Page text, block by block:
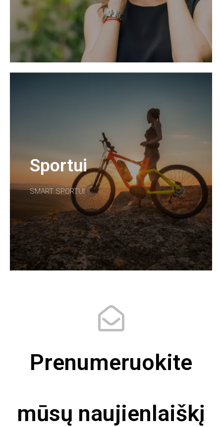
Sportui
SMART SPORTUI
Prenumeruokite
mūsų naujienlaiškį